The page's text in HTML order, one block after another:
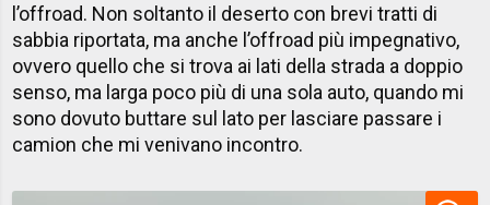
l’offroad. Non soltanto il deserto con brevi tratti di
sabbia riportata, ma anche l’offroad più impegnativo,
ovvero quello che si trova ai lati della strada a doppio
senso, ma larga poco più di una sola auto, quando mi
sono dovuto buttare sul lato per lasciare passare i
camion che mi venivano incontro.